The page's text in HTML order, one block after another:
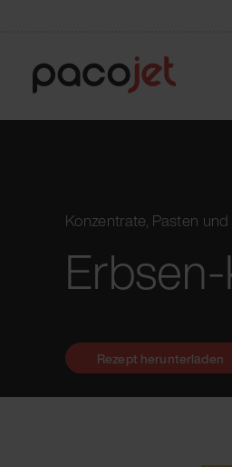
Konzentrate, Pasten
Rezept herunterladen